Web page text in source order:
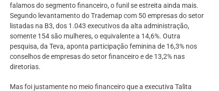
falamos do segmento financeiro, o funil se estreita ainda mais.
Segundo levantamento do Trademap com 50 empresas do setor
listadas na B3, dos 1.043 executivos da alta administração,
somente 154 são mulheres, o equivalente a 14,6%. Outra
pesquisa, da Teva, aponta participação feminina de 16,3% nos
conselhos de empresas do setor financeiro e de 13,2% nas
diretorias.
Mas foi justamente no meio financeiro que a executiva Talita